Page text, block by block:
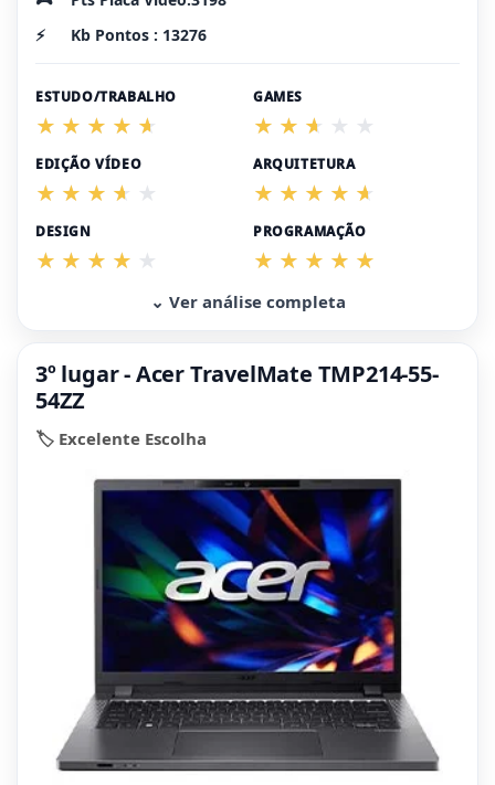
⚡
Kb Pontos : 13276
ESTUDO/TRABALHO GAMES
EDIÇÃO VÍDEO ARQUITETURA
DESIGN PROGRAMAÇÃO
⌄ Ver análise completa
3º lugar - Acer TravelMate TMP214-55-
54ZZ
🏷️ Excelente Escolha